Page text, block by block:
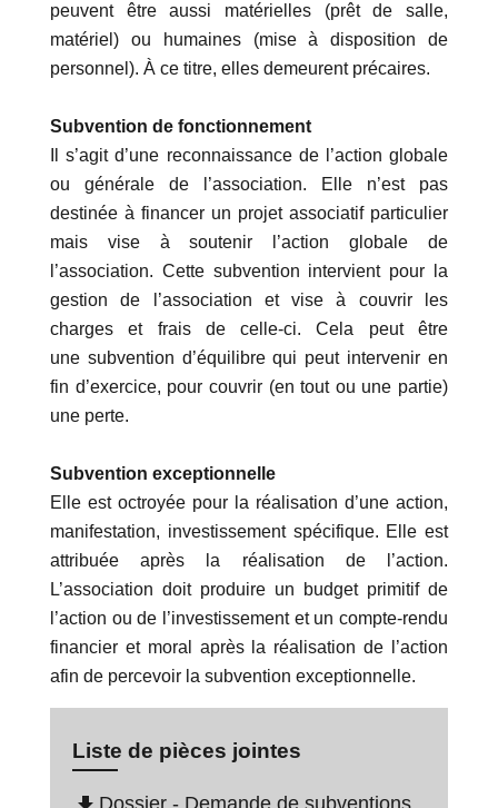
peuvent être aussi matérielles (prêt de salle,
matériel) ou humaines (mise à disposition de
personnel). À ce titre, elles demeurent précaires.
Subvention de fonctionnement
Il s’agit d’une reconnaissance de l’action globale
ou générale de l’association. Elle n’est pas
destinée à financer un projet associatif particulier
mais vise à soutenir l’action globale de
l’association. Cette subvention intervient pour la
gestion de l’association et vise à couvrir les
charges et frais de celle-ci. Cela peut être
une subvention d’équilibre qui peut intervenir en
fin d’exercice, pour couvrir (en tout ou une partie)
une perte.
Subvention exceptionnelle
Elle est octroyée pour la réalisation d’une action,
manifestation, investissement spécifique. Elle est
attribuée après la réalisation de l’action.
L’association doit produire un budget primitif de
l’action ou de l’investissement et un compte-rendu
financier et moral après la réalisation de l’action
afin de percevoir la subvention exceptionnelle.
Liste de pièces jointes